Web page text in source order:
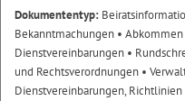
Dokumententyp:
Bekanntmachungen • Abkommen
Dienstvereinbarungen •
und Rechtsverordnungen •
Dienstvereinbarungen,